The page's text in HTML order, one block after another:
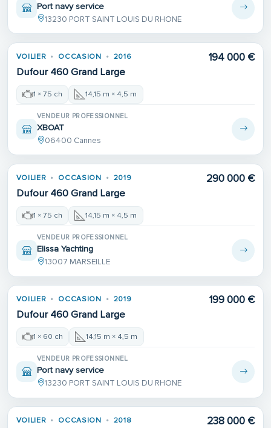
Port navy service
13230 PORT SAINT LOUIS DU RHONE
VOILIER OCCASION 2016
Dufour 460 Grand Large
194 000 €
1 × 75 ch 14,15 m × 4,5 m
VENDEUR PROFESSIONNEL
XBOAT
06400 Cannes
VOILIER OCCASION 2019
Dufour 460 Grand Large
290 000 €
1 × 75 ch 14,15 m × 4,5 m
VENDEUR PROFESSIONNEL
Elissa Yachting
13007 MARSEILLE
VOILIER OCCASION 2019
Dufour 460 Grand Large
199 000 €
1 × 60 ch 14,15 m × 4,5 m
VENDEUR PROFESSIONNEL
Port navy service
13230 PORT SAINT LOUIS DU RHONE
VOILIER OCCASION 2018 238 000 €